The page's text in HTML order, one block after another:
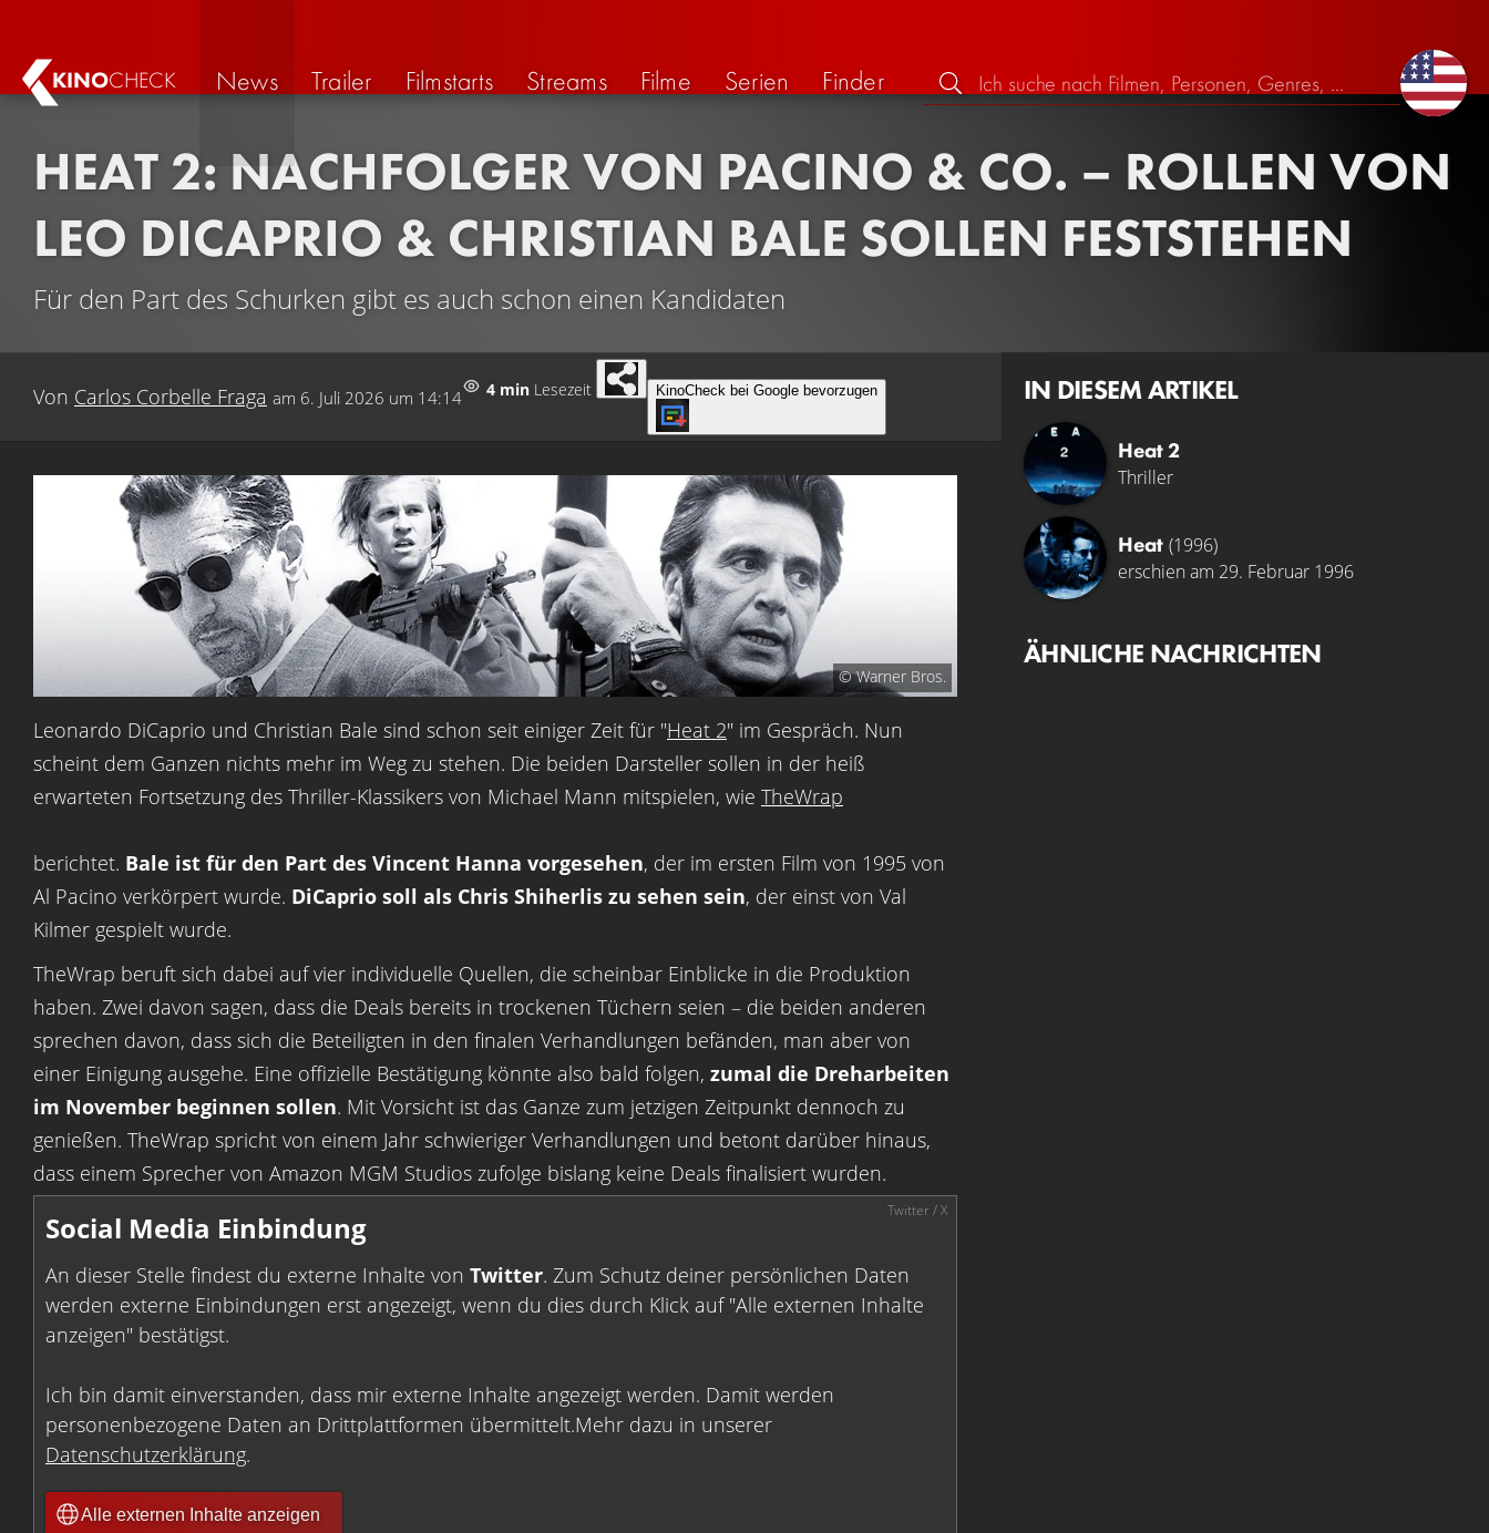
KINOCHECK News Trailer Filmstarts Streams Filme Serien Finder
HEAT 2: NACHFOLGER VON PACINO & CO. – ROLLEN VON
LEO DICAPRIO & CHRISTIAN BALE SOLLEN FESTSTEHEN
Für den Part des Schurken gibt es auch schon einen Kandidaten
Von Carlos Corbelle Fraga am 6. Juli 2026 um 14:14 4 min Lesezeit KinoCheck bei Google bevorzugen
© Warner Bros.
Leonardo DiCaprio und Christian Bale sind schon seit einiger Zeit für "Heat 2" im Gespräch. Nun
scheint dem Ganzen nichts mehr im Weg zu stehen. Die beiden Darsteller sollen in der heiß
erwarteten Fortsetzung des Thriller-Klassikers von Michael Mann mitspielen, wie TheWrap
berichtet. Bale ist für den Part des Vincent Hanna vorgesehen, der im ersten Film von 1995 von
Al Pacino verkörpert wurde. DiCaprio soll als Chris Shiherlis zu sehen sein, der einst von Val
Kilmer gespielt wurde.
TheWrap beruft sich dabei auf vier individuelle Quellen, die scheinbar Einblicke in die Produktion
haben. Zwei davon sagen, dass die Deals bereits in trockenen Tüchern seien – die beiden anderen
sprechen davon, dass sich die Beteiligten in den finalen Verhandlungen befänden, man aber von
einer Einigung ausgehe. Eine offizielle Bestätigung könnte also bald folgen, zumal die Dreharbeiten
im November beginnen sollen. Mit Vorsicht ist das Ganze zum jetzigen Zeitpunkt dennoch zu
genießen. TheWrap spricht von einem Jahr schwieriger Verhandlungen und betont darüber hinaus,
dass einem Sprecher von Amazon MGM Studios zufolge bislang keine Deals finalisiert wurden.
Social Media Einbindung
An dieser Stelle findest du externe Inhalte von Twitter. Zum Schutz deiner persönlichen Daten
werden externe Einbindungen erst angezeigt, wenn du dies durch Klick auf "Alle externen Inhalte
anzeigen" bestätigst.
Ich bin damit einverstanden, dass mir externe Inhalte angezeigt werden. Damit werden
personenbezogene Daten an Drittplattformen übermittelt.Mehr dazu in unserer
Datenschutzerklärung.
Alle externen Inhalte anzeigen
IN DIESEM ARTIKEL
Heat 2
Thriller
Heat (1996)
erschien am 29. Februar 1996
ÄHNLICHE NACHRICHTEN